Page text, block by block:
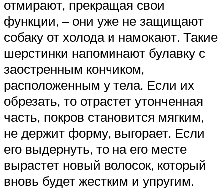
отмирают, прекращая свои
функции, – они уже не защищают
собаку от холода и намокают. Такие
шерстинки напоминают булавку с
заостренным кончиком,
расположенным у тела. Если их
обрезать, то отрастет утонченная
часть, покров становится мягким,
не держит форму, выгорает. Если
его выдернуть, то на его месте
вырастет новый волосок, который
вновь будет жестким и упругим.